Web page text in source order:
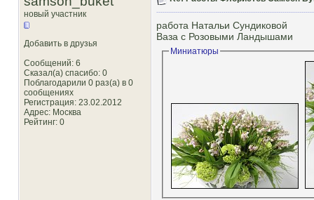
новый участник
Добавить в друзья
Сообщений: 6
Сказал(а) спасибо: 0
Поблагодарили 0 раз(а) в 0
сообщениях
Регистрация: 23.02.2012
Адрес: Москва
Рейтинг: 0
работа Натальи Сундиковой
Ваза с Розовыми Ландышами
Миниатюры